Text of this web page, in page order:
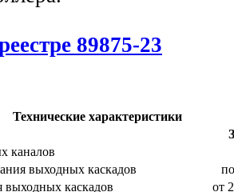
89875-23
Технические характеристики
каналов
выходных каскадов
каскадов
от